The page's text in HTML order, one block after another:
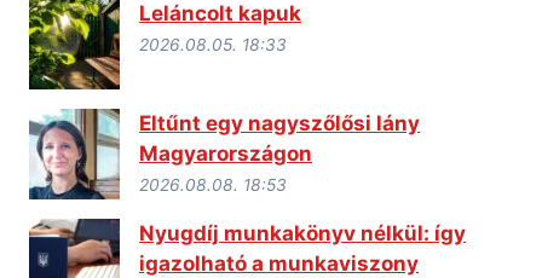
Leláncolt kapuk
2026.08.05. 18:33
Eltűnt egy nagyszőlősi lány
Magyarországon
2026.08.08. 18:53
Nyugdíj munkakönyv nélkül: így
igazolható a munkaviszony